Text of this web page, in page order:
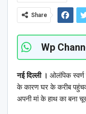
Share
Wp
नई दिल्ली । ओलंपिक स्वर्ण
के कारण घर के करीब
अपनी मां के हाथ का बना